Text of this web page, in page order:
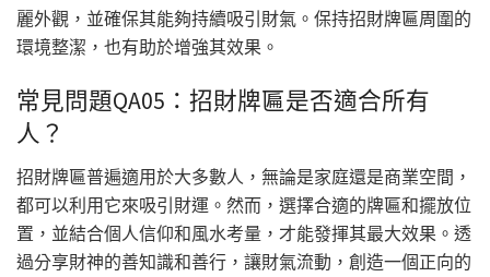
麗外觀，並確保其能夠持續吸引財氣。保持招財牌匾周圍的
環境整潔，也有助於增強其效果。
常見問題QA05：招財牌匾是否適合所有
人？
招財牌匾普遍適用於大多數人，無論是家庭還是商業空間，
都可以利用它來吸引財運。然而，選擇合適的牌匾和擺放位
置，並結合個人信仰和風水考量，才能發揮其最大效果。透
過分享財神的善知識和善行，讓財氣流動，創造一個正向的